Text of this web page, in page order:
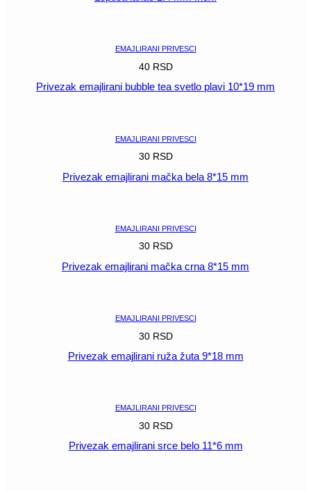
EMAJLIRANI PRIVESCI
40 RSD
Privezak emajlirani bubble tea svetlo plavi 10*19 mm
EMAJLIRANI PRIVESCI
30 RSD
Privezak emajlirani mačka bela 8*15 mm
EMAJLIRANI PRIVESCI
30 RSD
Privezak emajlirani mačka crna 8*15 mm
EMAJLIRANI PRIVESCI
30 RSD
Privezak emajlirani ruža žuta 9*18 mm
EMAJLIRANI PRIVESCI
30 RSD
Privezak emajlirani srce belo 11*6 mm